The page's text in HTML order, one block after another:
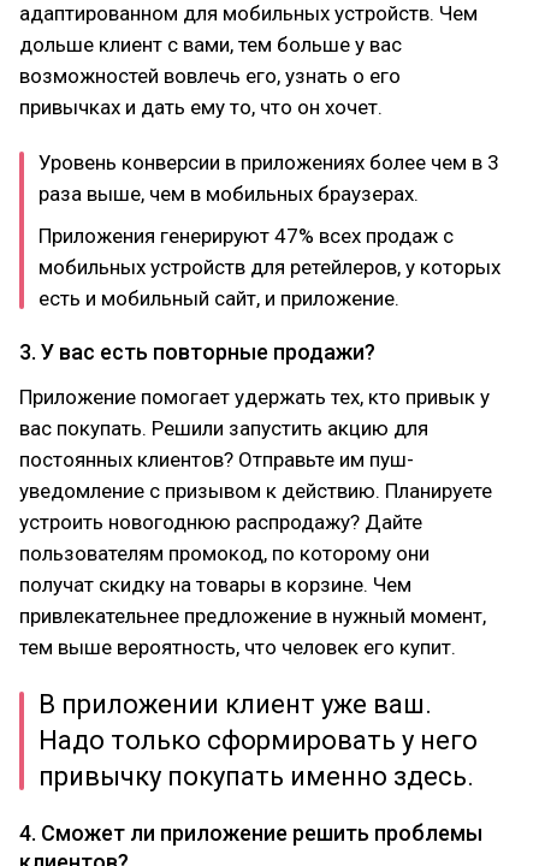
адаптированном для мобильных устройств. Чем
дольше клиент с вами, тем больше у вас
возможностей вовлечь его, узнать о его
привычках и дать ему то, что он хочет.
Уровень конверсии в приложениях более чем в 3
раза выше, чем в мобильных браузерах.
Приложения генерируют 47% всех продаж с
мобильных устройств для ретейлеров, у которых
есть и мобильный сайт, и приложение.
3. У вас есть повторные продажи?
Приложение помогает удержать тех, кто привык у
вас покупать. Решили запустить акцию для
постоянных клиентов? Отправьте им пуш-
уведомление с призывом к действию. Планируете
устроить новогоднюю распродажу? Дайте
пользователям промокод, по которому они
получат скидку на товары в корзине. Чем
привлекательнее предложение в нужный момент,
тем выше вероятность, что человек его купит.
В приложении клиент уже ваш.
Надо только сформировать у него
привычку покупать именно здесь.
4. Сможет ли приложение решить проблемы